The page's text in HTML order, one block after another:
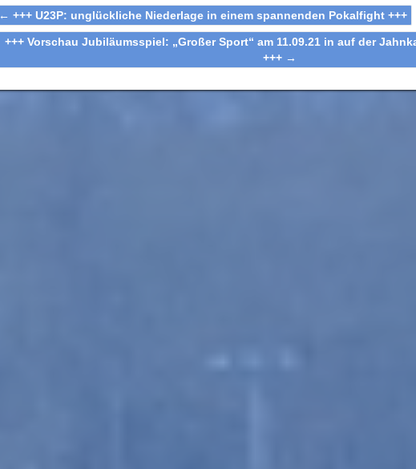
← +++ U23P: unglückliche Niederlage in einem spannenden Pokalfight +++
+++ Vorschau Jubiläumsspiel: „Großer Sport“ am 11.09.21 in auf der
+++ →